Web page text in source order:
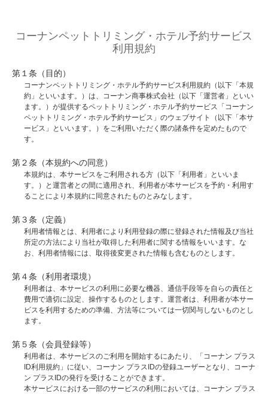
コーナンペットトリミング・ホテル予約サービス
利用規約
第１条（目的）
コーナンペットトリミング・ホテル予約サービス利用規約（以下「本規
約」といいます。）は、コーナン商事株式会社（以下「運営者」といい
ます。）が提供するペットトリミング・ホテル予約サービス「コーナン
ペットトリミング・ホテル予約サービス」のウェブサイト（以下「本サ
ービス」といいます。）をご利用いただく際の諸条件を定めたもので
す。
第２条（本規約への同意）
本規約は、本サービスをご利用される方（以下「利用者」といいま
す。）と運営者との間に適用され、利用者が本サービスを予約・利用す
ることにより本規約に同意されたものとみなします。
第３条（定義）
利用者情報とは、利用者により利用登録の際に登録された情報及び当社
所定の方法により当社が取得した利用者に関する情報をいいます。な
お、利用者情報には、取得後変更された情報も含むものとします。
第４条（利用者環境）
利用者は、本サービスの利用に必要な機器、通信手段等を自らの責任と
費用で適切に設定、操作するものとします。運営者は、利用者が本サー
ビスを利用するための準備、方法等については一切関与しないものとし
ます。
第５条（会員登録等）
利用者は、本サービスのご利用を開始するにあたり、「コーナン プラス
ID利用規約」に従い、コーナン プラスIDの登録ユーザーとなり、コーナ
ン プラスIDの発行を受けることができます。
本サービスにおける一部のサービスの利用においては、コーナン プラス